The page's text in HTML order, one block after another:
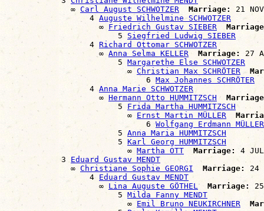
              ∞
Carl August SCHWOTZER Marriage:
21
                  4
Auguste Wilhelmine SCHWOTZER
                    ∞
Friedrich Gustav SIEBER
                        5
Siegfried Ludwig SIEBER
                  4
Richard Ottomar SCHWOTZER
                    ∞
Anna Selma KELLER Marriage:
27
                        5
Margarethe Else SCHWOTZER
                          ∞
Christian Max SCHRÖTER
                              6
Max Johannes SCHRÖTER
                  4
Anna Marie SCHWOTZER
                    ∞
Hermann Otto HUMMITZSCH
                        5
Frida Martha HUMMITZSCH
                          ∞
Ernst Martin MÜLLER
                              6
Wolfgang Erdmann MÜLLER
                        5
Anna Maria HUMMITZSCH
                        5
Karl Georg HUMMITZSCH
                          ∞
Martha OTT Marriage:
4
            3
Eduard Gustav MENDT
              ∞
Christiane Sophie GEORGI Marriage:
24
                  4
Eduard Gustav MENDT
                    ∞
Lina Auguste GÖTHEL Marriage:
                        5
Milda Fanny MENDT
                          ∞
Emil Bruno NEUKIRCHNER